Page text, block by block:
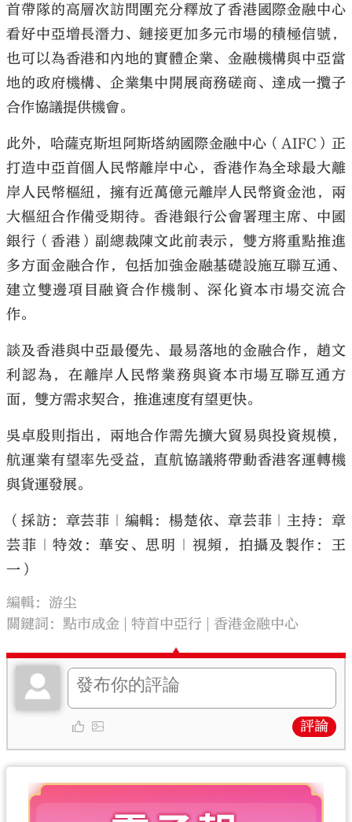
首帶隊的高層次訪問團充分釋放了香港國際金融中心
看好中亞增長潛力、鏈接更加多元市場的積極信號，
也可以為香港和內地的實體企業、金融機構與中亞當
地的政府機構、企業集中開展商務磋商、達成一攬子
合作協議提供機會。
此外，哈薩克斯坦阿斯塔納國際金融中心（AIFC）正
打造中亞首個人民幣離岸中心，香港作為全球最大離
岸人民幣樞紐，擁有近萬億元離岸人民幣資金池，兩
大樞紐合作備受期待。香港銀行公會署理主席、中國
銀行（香港）副總裁陳文此前表示，雙方將重點推進
多方面金融合作，包括加強金融基礎設施互聯互通、
建立雙邊項目融資合作機制、深化資本市場交流合
作。
談及香港與中亞最優先、最易落地的金融合作，趙文
利認為，在離岸人民幣業務與資本市場互聯互通方
面，雙方需求契合，推進速度有望更快。
吳卓殷則指出，兩地合作需先擴大貿易與投資規模，
航運業有望率先受益，直航協議將帶動香港客運轉機
與貨運發展。
（採訪：章芸菲｜編輯：楊楚依、章芸菲｜主持：章
芸菲｜特效：華安、思明｜視頻，拍攝及製作：王
一）
編輯：游尘
關鍵詞：點市成金 特首中亞行 香港金融中心
評論